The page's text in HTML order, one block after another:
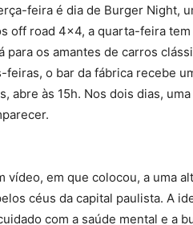
feira é dia de Burger Night,
off road 4×4, a quarta-feira
para os amantes de carros
o bar da fábrica recebe
às 15h. Nos dois dias,
vídeo, em que colocou, a uma
céus da capital paulista. A
com a saúde mental e a